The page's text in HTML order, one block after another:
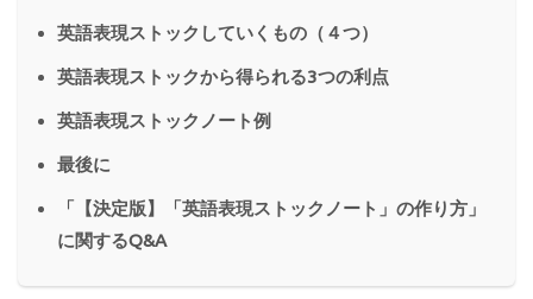
英語表現ストックしていくもの（４つ）
英語表現ストックから得られる3つの利点
英語表現ストックノート例
最後に
「【決定版】「英語表現ストックノート」の作り方」
に関するQ&A